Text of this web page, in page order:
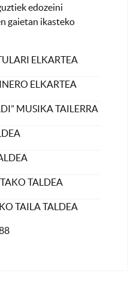
edozeini
gaietan ikasteko
ELKARTEA
ELKARTEA
MUSIKA TAILERRA
TALDEA
TAILA TALDEA